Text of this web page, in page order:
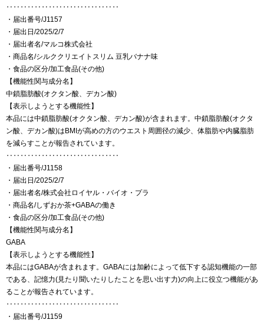
‥‥‥‥‥‥‥‥‥‥‥‥‥‥‥‥
・届出番号/J1157
・届出日/2025/2/7
・届出者名/マルコ株式会社
・商品名/シルククリエイトスリム 豆乳バナナ味
・食品の区分/加工食品(その他)
【機能性関与成分名】
中鎖脂肪酸(オクタン酸、デカン酸)
【表示しようとする機能性】
本品には中鎖脂肪酸(オクタン酸、デカン酸)が含まれます。中鎖脂肪酸(オクタ
ン酸、デカン酸)はBMIが高めの方のウエスト周囲径の減少、体脂肪や内臓脂肪
を減らすことが報告されています。
‥‥‥‥‥‥‥‥‥‥‥‥‥‥‥‥
・届出番号/J1158
・届出日/2025/2/7
・届出者名/株式会社ロイヤル・バイオ・プラ
・商品名/しずおか茶+GABAの働き
・食品の区分/加工食品(その他)
【機能性関与成分名】
GABA
【表示しようとする機能性】
本品にはGABAが含まれます。GABAには加齢によって低下する認知機能の一部
である、記憶力(見たり聞いたりしたことを思い出す力)の向上に役立つ機能があ
ることが報告されています。
‥‥‥‥‥‥‥‥‥‥‥‥‥‥‥‥
・届出番号/J1159